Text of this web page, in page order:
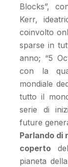
Blocks”,
Kerr,
coinvolto
sparse in
anno; “5
con la
mondiale
tutto il
serie di
future
Parlando di
coperto
pianeta